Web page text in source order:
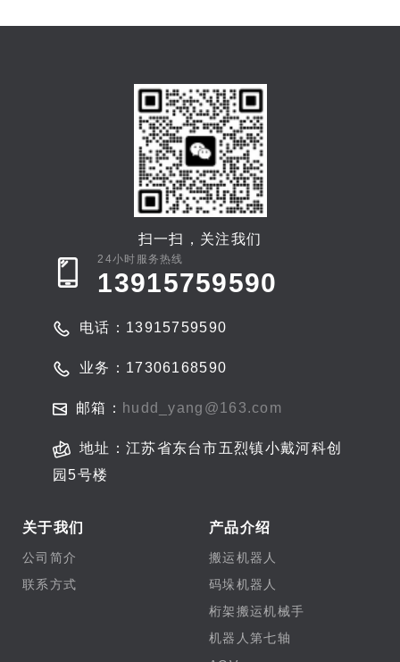
扫一扫，关注我们
24小时服务热线
13915759590
电话：13915759590
业务：17306168590
邮箱： hudd_yang@163.com
地址：江苏省东台市五烈镇小戴河科创
园5号楼
关于我们
公司简介
联系方式
产品介绍
搬运机器人
码垛机器人
桁架搬运机械手
机器人第七轴